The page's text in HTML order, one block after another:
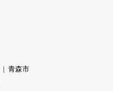
青森市